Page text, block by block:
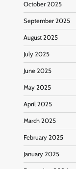
October 2025
September 2025
August 2025
July 2025
June 2025
May 2025
April 2025
March 2025
February 2025
January 2025